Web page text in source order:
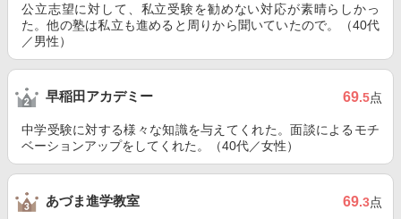
公立志望に対して、私立受験を勧めない対応が素晴らしかっ
た。他の塾は私立も進めると周りから聞いていたので。（40代
／男性）
早稲田アカデミー 69.5点
中学受験に対する様々な知識を与えてくれた。面談によるモチ
ベーションアップをしてくれた。（40代／女性）
あづま進学教室 69.3点